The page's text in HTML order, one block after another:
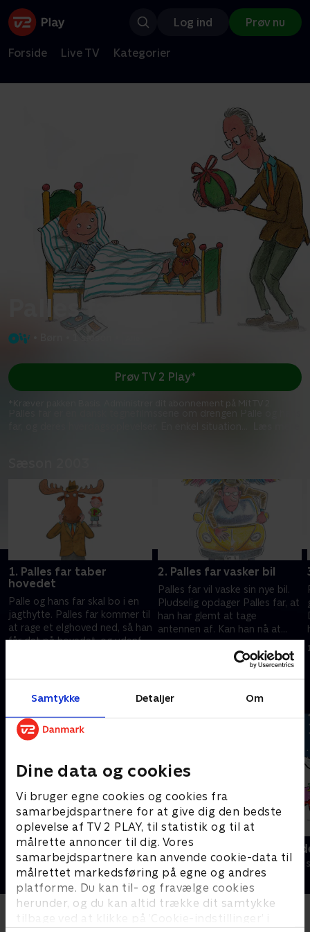
Samtykke Detaljer Om
Dine data og cookies
Vi bruger egne cookies og cookies fra
samarbejdspartnere for at give dig den bedste
oplevelse af TV 2 PLAY, til statistik og til at
målrette annoncer til dig. Vores
samarbejdspartnere kan anvende cookie-data til
målrettet markedsføring på egne og andres
platforme. Du kan til- og fravælge cookies
herunder, og du kan altid trække dit samtykke
tilbage ved at klikke på ’Cookie-indstillinger’ i
Log ind Prøv nu
Forside Live TV Kategorier
Palles far
Prøv TV 2 Play*
*Kræver pakken Basis. Administrer dit abonnement på Mit TV 2.
1. Palles far taber
hovedet
Palle og hans far skal bo i en
jagthytte. Palles far kommer til
at rage et elghoved ned, så han
får det på hovedet, og udenfor
2. Palles far vasker bil
Palles far vil vaske sin nye bil.
Pludselig opdager Palles far, at
han har glemt at tage
antennen af. Kan han nå at
skrue den af, inden der
Andre så også
Miniteve: På bondegården
Børneserier • 1 sæsoner
Miniteve:
Børneserier • 1